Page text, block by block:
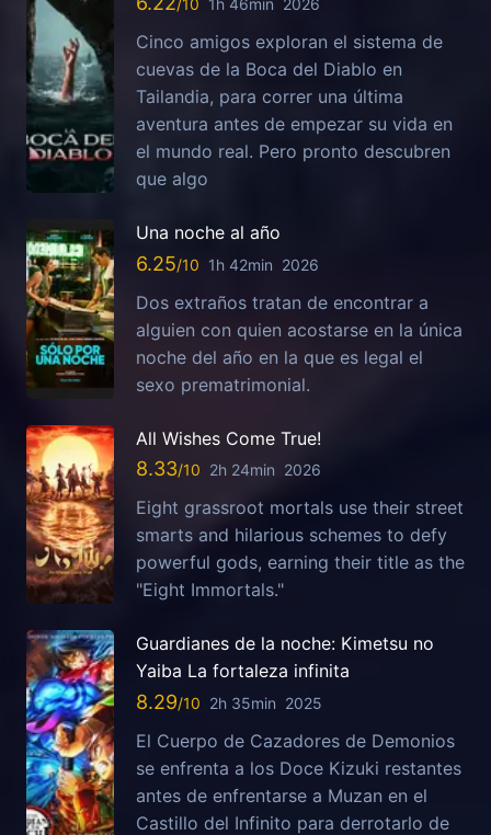
1h 46min 2026
Cinco amigos exploran el sistema de
cuevas de la Boca del Diablo en
Tailandia, para correr una última
aventura antes de empezar su vida en
el mundo real. Pero pronto descubren
que algo
Una noche al año
6.25 1h 42min 2026
Dos extraños tratan de encontrar a
alguien con quien acostarse en la única
noche del año en la que es legal el
sexo prematrimonial.
All Wishes Come True!
8.33 2h 24min 2026
Eight grassroot mortals use their street
smarts and hilarious schemes to defy
powerful gods, earning their title as the
"Eight Immortals."
Guardianes de la noche: Kimetsu no
Yaiba La fortaleza infinita
8.29 2h 35min 2025
El Cuerpo de Cazadores de Demonios
se enfrenta a los Doce Kizuki restantes
antes de enfrentarse a Muzan en el
Castillo del Infinito para derrotarlo de